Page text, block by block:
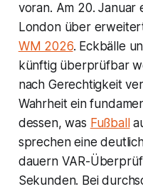
voran. Am 20. Januar
London über
WM 2026. Eckbälle
künftig überprüfbar
nach Gerechtigkeit
Wahrheit ein
dessen, was Fußball
sprechen eine
dauern VAR-
Sekunden. Bei